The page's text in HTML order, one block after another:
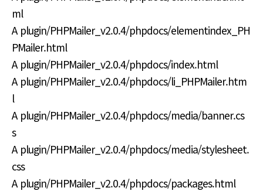
ml
A plugin/PHPMailer_v2.0.4/phpdocs/elementindex_PH
PMailer.html
A plugin/PHPMailer_v2.0.4/phpdocs/index.html
A plugin/PHPMailer_v2.0.4/phpdocs/li_PHPMailer.htm
l
A plugin/PHPMailer_v2.0.4/phpdocs/media/banner.cs
s
A plugin/PHPMailer_v2.0.4/phpdocs/media/stylesheet.
css
A plugin/PHPMailer_v2.0.4/phpdocs/packages.html